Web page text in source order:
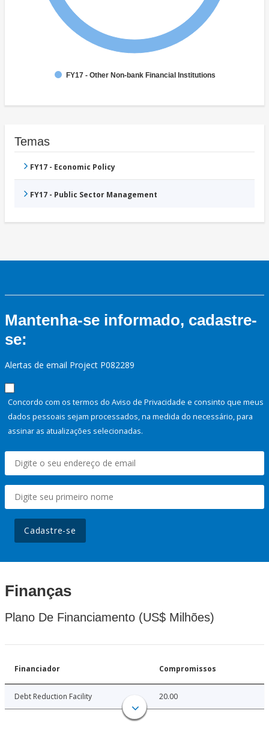
FY17 - Other Non-bank Financial Institutions
Temas
FY17 - Economic Policy
FY17 - Public Sector Management
Mantenha-se informado, cadastre-
se:
Alertas de email Project P082289
Concordo com os termos do Aviso de Privacidade e consinto que meus
dados pessoais sejam processados, na medida do necessário, para
assinar as atualizações selecionadas.
Cadastre-se
Finanças
Plano De Financiamento (US$ Milhões)
Financiador Compromissos
Debt Reduction Facility 20.00